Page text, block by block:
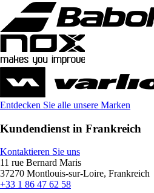
Entdecken Sie alle unsere Marken
Kundendienst in Frankreich
Kontaktieren Sie uns
11 rue Bernard Maris
37270 Montlouis-sur-Loire, Frankreich
+33 1 86 47 62 58